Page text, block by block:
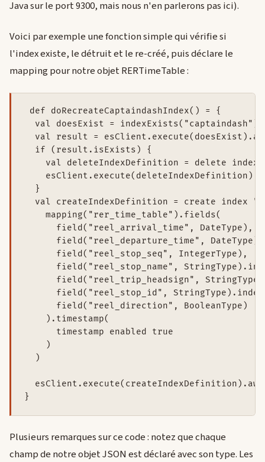
Java sur le port 9300, mais nous n'en parlerons pas ici).
Voici par exemple une fonction simple qui vérifie si
l'index existe, le détruit et le re-créé, puis déclare le
mapping pour notre objet RERTimeTable :
def doRecreateCaptaindashIndex() = {
  val doesExist = indexExists("captaindash")
val result =
  if (result.isExists) {
val deleteIndexDefinition = delete index
  }
val createIndexDefinition = create index
    mapping("rer_time_table").fields(
      field("reel_arrival_time", DateType),
      field("reel_departure_time", DateType),
      field("reel_stop_seq", IntegerType),
field("reel_stop_name",
field("reel_trip_headsign",
field("reel_stop_id",
      field("reel_direction", BooleanType)
    ).timestamp(
      timestamp enabled true
    )
  )
}
Plusieurs remarques sur ce code : notez que chaque
champ de notre objet JSON est déclaré avec son type. Les